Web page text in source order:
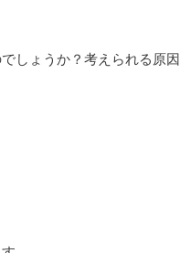
しょうか？考えられる原因